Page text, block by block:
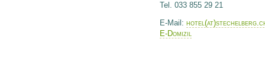
Tel. 033 855 29 21
E-Mail:
E-Domizil